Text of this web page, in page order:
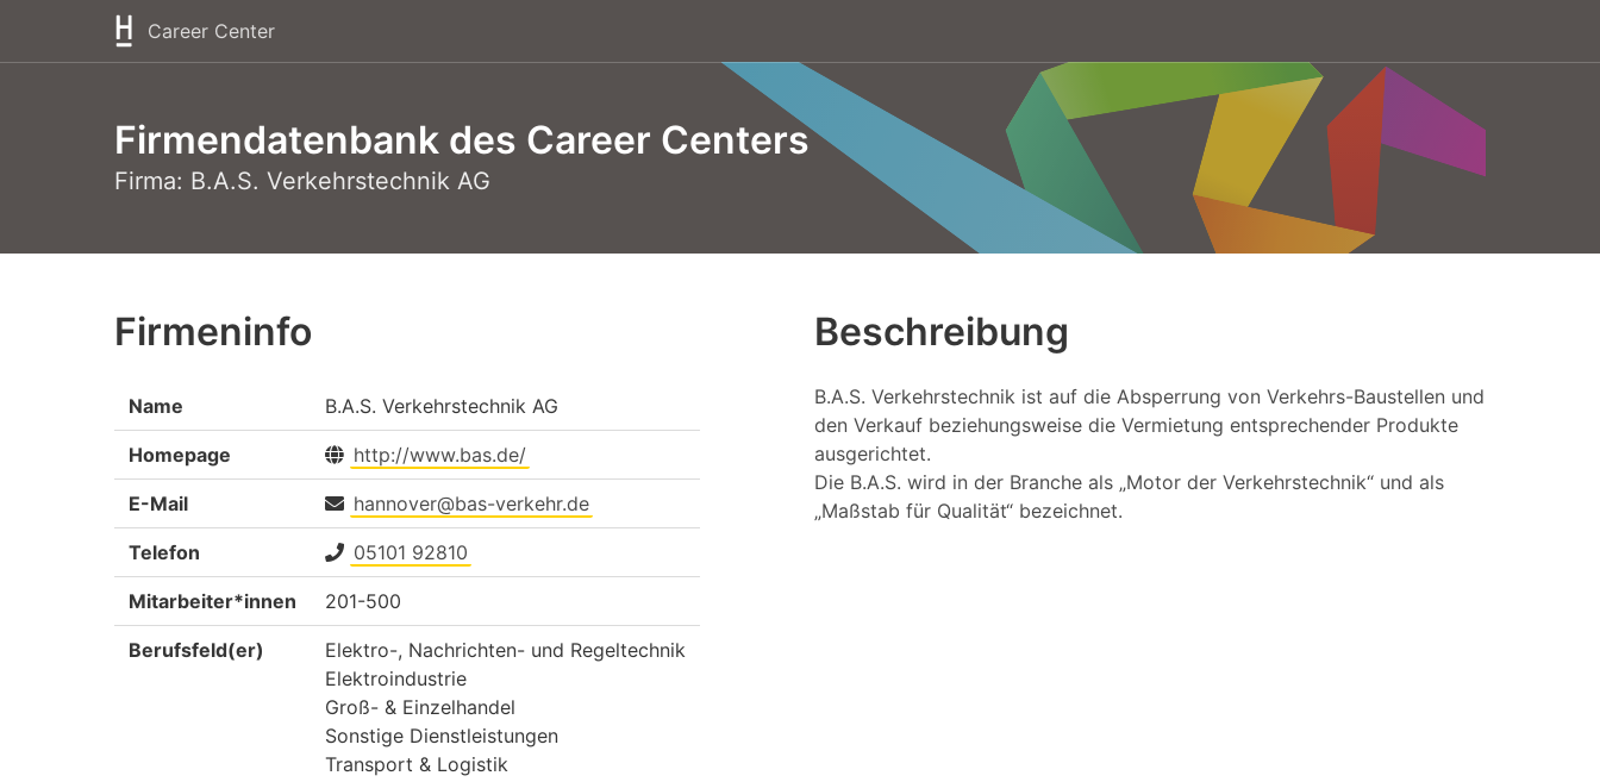
Career Center
Firmendatenbank des Career Centers
Firma: B.A.S. Verkehrstechnik AG
Firmeninfo
Name B.A.S. Verkehrstechnik AG
Homepage http://www.bas.de/
E-Mail hannover@bas-verkehr.de
Telefon 05101 92810
Mitarbeiter*innen 201-500
Berufsfeld(er)
Elektro-, Nachrichten- und Regeltechnik
Elektroindustrie
Groß- & Einzelhandel
Sonstige Dienstleistungen
Transport & Logistik
Beschreibung
B.A.S. Verkehrstechnik ist auf die Absperrung von Verkehrs-Baustellen und
den Verkauf beziehungsweise die Vermietung entsprechender Produkte
ausgerichtet.
Die B.A.S. wird in der Branche als „Motor der Verkehrstechnik“ und als
„Maßstab für Qualität“ bezeichnet.